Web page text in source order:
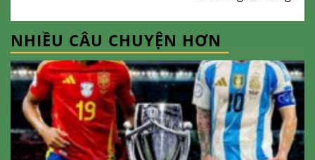
NHIỀU CÂU CHUYỆN HƠN